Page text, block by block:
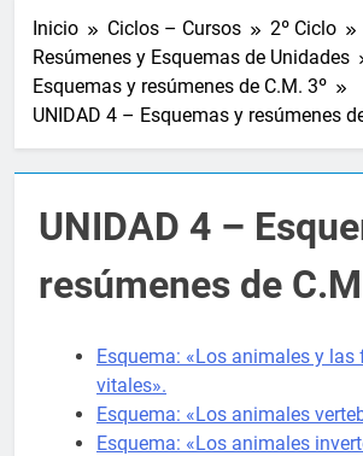
Inicio Ciclos – Cursos 2º Ciclo
Resúmenes y Esquemas de Unidades
Esquemas y resúmenes de C.M. 3º
UNIDAD 4 – Esquemas y resúmenes
UNIDAD 4 –
resúmenes de
Esquema: «Los animales y las
vitales».
Esquema: «Los animales
Esquema: «Los animales